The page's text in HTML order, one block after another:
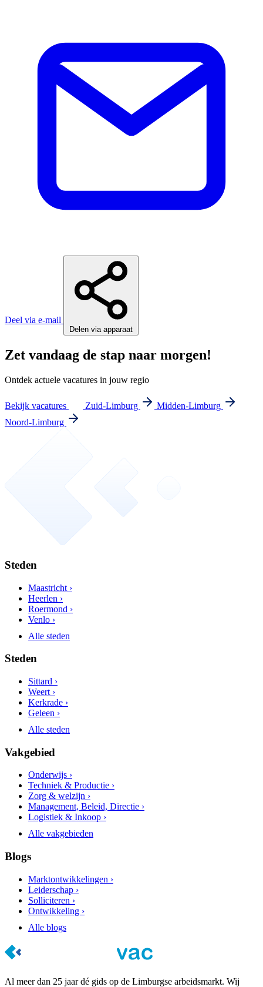
Deel via e-mail
Delen via apparaat
Zet vandaag de stap naar morgen!
Ontdek actuele vacatures in jouw regio
Bekijk vacatures Zuid-Limburg
Midden-Limburg
Noord-Limburg
Steden
Maastricht ›
Heerlen ›
Roermond ›
Venlo ›
Alle steden
Steden
Sittard ›
Weert ›
Kerkrade ›
Geleen ›
Alle steden
Vakgebied
Onderwijs ›
Techniek & Productie ›
Zorg & welzijn ›
Management, Beleid, Directie ›
Logistiek & Inkoop ›
Alle vakgebieden
Blogs
Marktontwikkelingen ›
Leiderschap ›
Solliciteren ›
Ontwikkeling ›
Alle blogs
Al meer dan 25 jaar dé gids op de Limburgse arbeidsmarkt. Wij